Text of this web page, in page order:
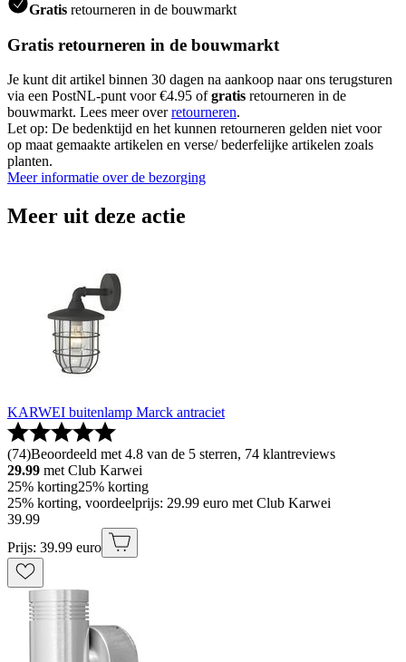
Gratis retourneren in de bouwmarkt
Gratis retourneren in de bouwmarkt
Je kunt dit artikel binnen 30 dagen na aankoop naar ons terugsturen
via een PostNL-punt voor €4.95 ofgratis retourneren in de
bouwmarkt. Lees meer overretourneren.
Let op: De bedenktijd en het kunnen retourneren gelden niet voor
op maat gemaakte artikelen en verse/ bederfelijke artikelen zoals
planten.
Meer informatie over de bezorging
Meer uit deze actie
KARWEI buitenlamp Marck antraciet
(74)Beoordeeld met 4.8 van de 5 sterren, 74 klantreviews
29.99 met Club Karwei
25% korting25% korting
25% korting, voordeelprijs: 29.99 euro met Club Karwei
39.99
Prijs: 39.99 euro